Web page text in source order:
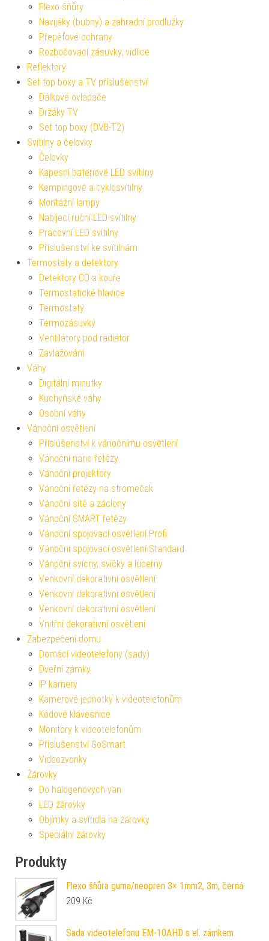
Flexo šňůry
Navijáky (bubny) a zahradní prodlužky
Přepěťové ochrany
Rozbočovací zásuvky, vidlice
Reflektory
Set top boxy a TV příslušenství
Dálkové ovladače
Držáky TV
Set top boxy (DVB-T2)
Svítilny a čelovky
Čelovky
Kapesní bateriové LED svítilny
Kempingové a cyklosvítilny
Montážní lampy
Nabíjecí ruční LED svítilny
Pracovní LED svítilny
Příslušenství ke svítilnám
Termostaty a detektory
Detektory CO a kouře
Termostatické hlavice
Termostaty
Termozásuvky
Ventilátory pod radiátor
Zavlažování
Váhy
Digitální minutky
Kuchyňské váhy
Osobní váhy
Vánoční osvětlení
Příslušenství k vánočnímu osvětlení
Vánoční nano řetězy
Vánoční projektory
Vánoční řetězy na stromeček
Vánoční sítě a záclony
Vánoční SMART řetězy
Vánoční spojovací osvětlení Profi
Vánoční spojovací osvětlení Standard
Vánoční svícny, svíčky a lucerny
Venkovní dekorativní osvětlení
Venkovní dekorativní osvětlení
Venkovní dekorativní osvětlení
Vnitřní dekorativní osvětlení
Zabezpečení domu
Domácí videotelefony (sady)
Dveřní zámky
IP kamery
Kamerové jednotky k videotelefonům
Kódové klávesnice
Monitory k videotelefonům
Příslušenství GoSmart
Videozvonky
Žárovky
Do halogenových van
LED žárovky
Objímky a svítidla na žárovky
Speciální žárovky
Produkty
Flexo šňůra guma/neopren 3× 1mm2, 3m, černá
209 Kč
Sada videotelefonu EM-10AHD s el. zámkem